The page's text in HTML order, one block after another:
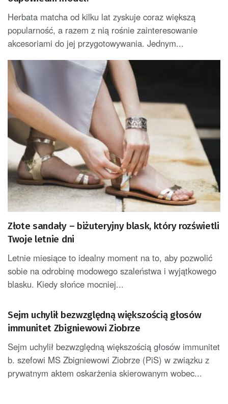
Herbata matcha od kilku lat zyskuje coraz większą
popularność, a razem z nią rośnie zainteresowanie
akcesoriami do jej przygotowywania. Jednym...
Złote sandały – biżuteryjny blask, który rozświetli
Twoje letnie dni
Letnie miesiące to idealny moment na to, aby pozwolić
sobie na odrobinę modowego szaleństwa i wyjątkowego
blasku. Kiedy słońce mocniej...
Sejm uchylił bezwzględną większością głosów
immunitet Zbigniewowi Ziobrze
Sejm uchylił bezwzględną większością głosów immunitet
b. szefowi MS Zbigniewowi Ziobrze (PiS) w związku z
prywatnym aktem oskarżenia skierowanym wobec...